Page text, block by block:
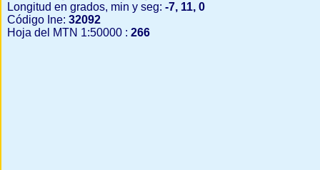
Longitud en grados, min y seg: -7, 11, 0
Código Ine: 32092
Hoja del MTN 1:50000 : 266